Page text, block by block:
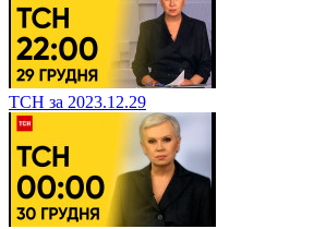
ТСН за 2023.12.29